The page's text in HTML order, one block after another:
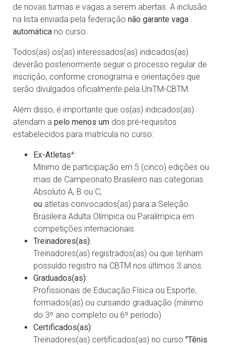
de novas turmas e vagas a serem abertas. A inclusão
na lista enviada pela federação não garante vaga
automática no curso.
Todos(as) os(as) interessados(as) indicados(as)
deverão posteriormente seguir o processo regular de
inscrição, conforme cronograma e orientações que
serão divulgados oficialmente pela UniTM-CBTM.
Além disso, é importante que os(as) indicados(as)
atendam a pelo menos um dos pré-requisitos
estabelecidos para matrícula no curso:
Ex-Atletas*:
Mínimo de participação em 5 (cinco) edições ou
mais de Campeonato Brasileiro nas categorias
Absoluto A, B ou C;
ou atletas convocados(as) para a Seleção
Brasileira Adulta Olímpica ou Paralímpica em
competições internacionais.
Treinadores(as):
Treinadores(as) registrados(as) ou que tenham
possuído registro na CBTM nos últimos 3 anos.
Graduados(as):
Profissionais de Educação Física ou Esporte,
formados(as) ou cursando graduação (mínimo
do 3º ano completo ou 6º período).
Certificados(as):
Treinadores(as) certificados(as) no curso "Tênis